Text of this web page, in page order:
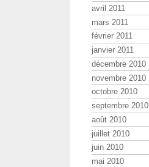
avril 2011
mars 2011
février 2011
janvier 2011
décembre 2010
novembre 2010
octobre 2010
septembre 2010
août 2010
juillet 2010
juin 2010
mai 2010